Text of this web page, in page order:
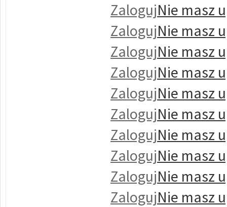
ZalogujNie masz
ZalogujNie masz
ZalogujNie masz
ZalogujNie masz
ZalogujNie masz
ZalogujNie masz
ZalogujNie masz
ZalogujNie masz
ZalogujNie masz
ZalogujNie masz